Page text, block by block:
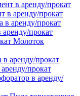
в аренду/прокат
прокат
Молоток
прокат
в аренду/